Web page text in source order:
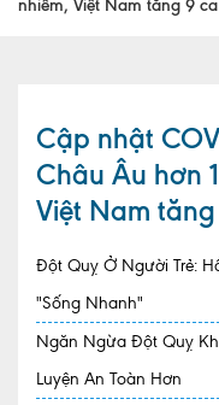
TRANG CHỦ
nhiễm, Việt Nam tăng 9
Cập nhật
Châu Âu hơn
Việt Nam
Đột Quỵ Ở Người Trẻ:
"Sống Nhanh"
Ngăn Ngừa Đột Quỵ
Luyện An Toàn Hơn